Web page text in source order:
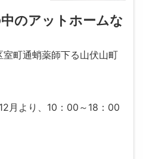
のアットホームな
町通蛸薬師下る山伏山町
月より、10：00～18：00